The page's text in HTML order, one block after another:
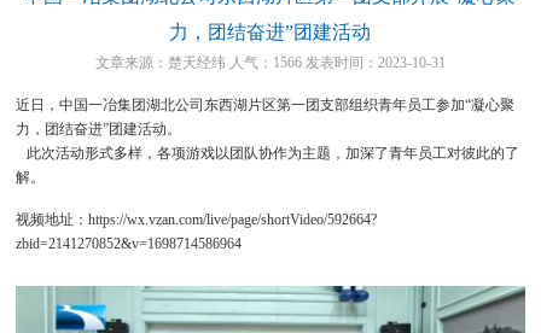
力，团结奋进”团建活动
文章来源：楚天经纬 人气：1566 发表时间：2023-10-31
近日，中国一冶集团湖北公司东西湖片区第一团支部组织青年员工参加“凝心聚
力，团结奋进”团建活动。
此次活动形式多样，各项游戏以团队协作为主题，加深了青年员工对彼此的了
解。
视频地址：https://wx.vzan.com/live/page/shortVideo/592664?
zbid=2141270852&v=1698714586964